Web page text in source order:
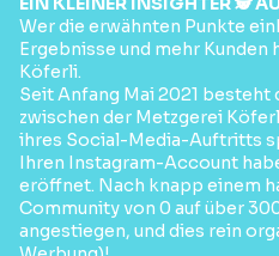
Wer die erwähnten Punkte
Ergebnisse und mehr
Köferli.
Seit Anfang Mai 2021
zwischen der Metzgerei
ihres Social-Media-Auftritts
Ihren Instagram-Account
eröffnet. Nach knapp einem
Community von 0 auf über
angestiegen, und dies rein